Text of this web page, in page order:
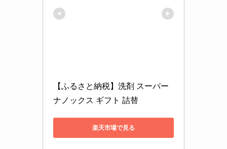
【ふるさと納税】洗剤 スーパー
ナノックス ギフト 詰替
楽天市場で見る